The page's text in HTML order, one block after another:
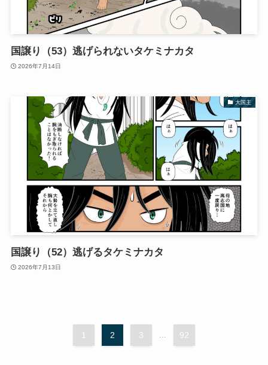
国譲り（53）逃げられないタケミナカタ
2026年7月14日
大国主
国譲り（52）逃げるタケミナカタ
2026年7月13日
1 2 3 ... 92